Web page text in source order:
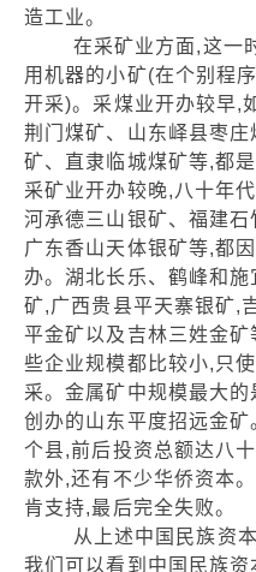
造工业。
在采矿业方面,这一时
用机器的小矿(在个别程
开采)。采煤业开办较早,
荆门煤矿、山东峄县枣
矿、直隶临城煤矿等,都
采矿业开办较晚,八十年
河承德三山银矿、福建
广东香山天体银矿等,都
办。湖北长乐、鹤峰和
矿,广西贵县平天寨银矿,
平金矿以及吉林三姓金
些企业规模都比较小,只
采。金属矿中规模最大
创办的山东平度招远金
个县,前后投资总额达八
款外,还有不少华侨资本
肯支持,最后完全失败。
从上述中国民族资本
我们可以看到中国民族